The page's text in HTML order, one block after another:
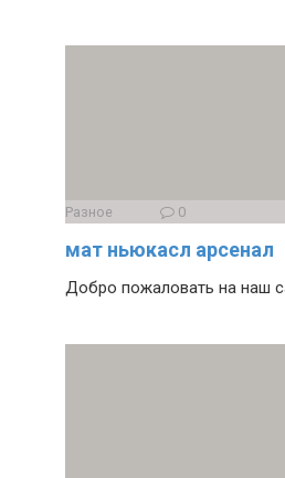
Разное 0
мат ньюкасл арсенал
Добро пожаловать на наш